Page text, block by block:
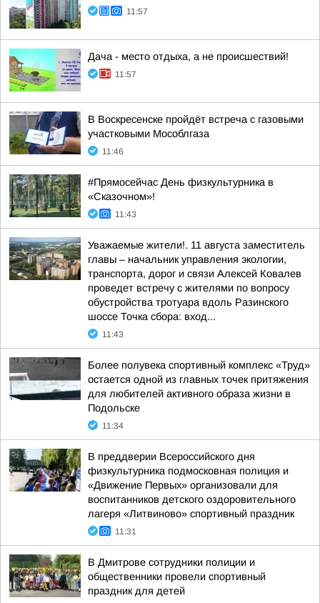
11:57
Дача - место отдыха, а не происшествий!
11:57
В Воскресенске пройдёт встреча с газовыми
участковыми Мособлгаза
11:46
#Прямосейчас День физкультурника в
«Сказочном»!
11:43
Уважаемые жители!. 11 августа заместитель
главы – начальник управления экологии,
транспорта, дорог и связи Алексей Ковалев
проведет встречу с жителями по вопросу
обустройства тротуара вдоль Разинского
шоссе Точка сбора: вход...
11:43
Более полувека спортивный комплекс «Труд»
остается одной из главных точек притяжения
для любителей активного образа жизни в
Подольске
11:34
В преддверии Всероссийского дня
физкультурника подмосковная полиция и
«Движение Первых» организовали для
воспитанников детского оздоровительного
лагеря «Литвиново» спортивный праздник
11:31
В Дмитрове сотрудники полиции и
общественники провели спортивный
праздник для детей